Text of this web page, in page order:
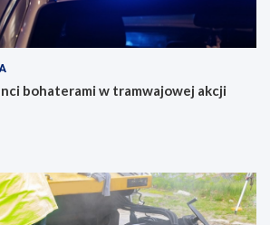
bohaterami w tramwajowej akcji